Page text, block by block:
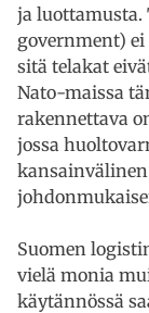
ja luottamusta.
government)
sitä telakat
Nato-maissa
rakennettava
jossa
Suomen
vielä monia
käytännössä